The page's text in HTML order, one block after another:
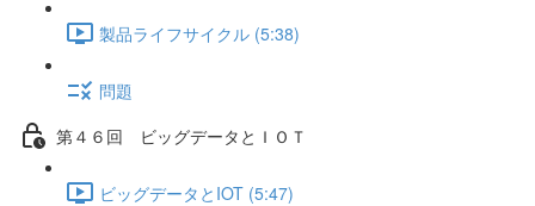
製品ライフサイクル (5:38)
問題
第４６回 ビッグデータとＩＯＴ
ビッグデータとIOT (5:47)